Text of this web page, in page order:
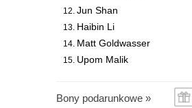
Jun Shan
Haibin Li
Matt Goldwasser
Upom Malik
Bony podarunkowe »